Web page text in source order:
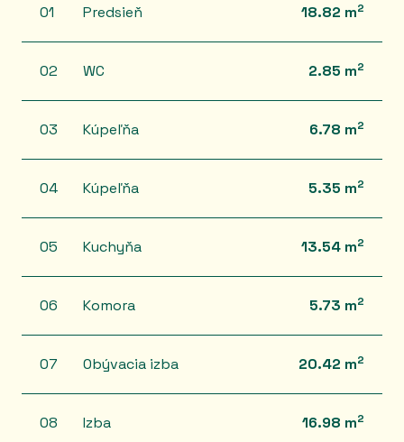
01 Predsieň 18.82 m2
02 WC 2.85 m2
03 Kúpeľňa 6.78 m2
04 Kúpeľňa 5.35 m2
05 Kuchyňa 13.54 m2
06 Komora 5.73 m2
07 Obývacia izba 20.42 m2
08 Izba 16.98 m2